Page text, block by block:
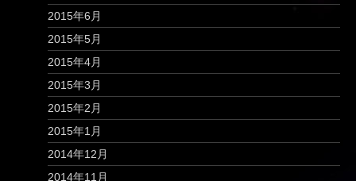
2015年6月
2015年5月
2015年4月
2015年3月
2015年2月
2015年1月
2014年12月
2014年11月